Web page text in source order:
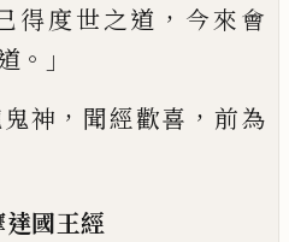
得度世之道 ， 今來會
。」
神 ， 聞經歡喜 ， 前為
國王經